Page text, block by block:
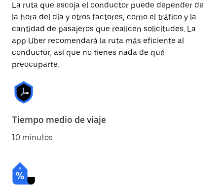
La ruta que escoja el conductor puede depender de
la hora del día y otros factores, como el tráfico y la
cantidad de pasajeros que realicen solicitudes. La
app Uber recomendará la ruta más eficiente al
conductor, así que no tienes nada de qué
preocuparte.
Tiempo medio de viaje
10 minutos